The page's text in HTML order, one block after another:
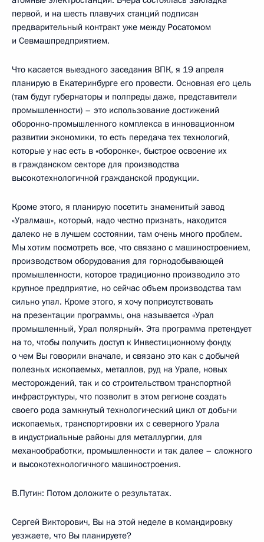
первой, и на шесть плавучих станций подписан
предварительный контракт уже между Росатомом
и Севмашпредприятием.
Что касается выездного заседания ВПК, я 19 апреля
планирую в Екатеринбурге его провести. Основная его цель
(там будут губернаторы и полпреды даже, представители
промышленности) – это использование достижений
оборонно-промышленного комплекса в инновационном
развитии экономики, то есть передача тех технологий,
которые у нас есть в «оборонке», быстрое освоение их
в гражданском секторе для производства
высокотехнологичной гражданской продукции.
Кроме этого, я планирую посетить знаменитый завод
«Уралмаш», который, надо честно признать, находится
далеко не в лучшем состоянии, там очень много проблем.
Мы хотим посмотреть все, что связано с машиностроением,
производством оборудования для горнодобывающей
промышленности, которое традиционно производило это
крупное предприятие, но сейчас объем производства там
сильно упал. Кроме этого, я хочу поприсутствовать
на презентации программы, она называется «Урал
промышленный, Урал полярный». Эта программа претендует
на то, чтобы получить доступ к Инвестиционному фонду,
о чем Вы говорили вначале, и связано это как с добычей
полезных ископаемых, металлов, руд на Урале, новых
месторождений, так и со строительством транспортной
инфраструктуры, что позволит в этом регионе создать
своего рода замкнутый технологический цикл от добычи
ископаемых, транспортировки их с северного Урала
в индустриальные районы для металлургии, для
механообработки, промышленности и так далее – сложного
и высокотехнологичного машиностроения.
В.Путин: Потом доложите о результатах.
Сергей Викторович, Вы на этой неделе в командировку
уезжаете, что Вы планируете?